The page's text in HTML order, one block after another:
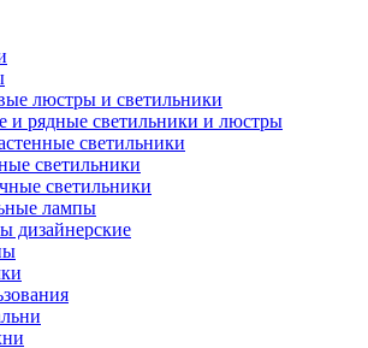
люстры и светильники
и рядные светильники и люстры
светильники
светильники
светильники
лампы
дизайнерские